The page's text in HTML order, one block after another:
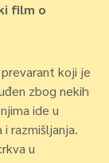
film o
koji je
zbog nekih
ide u
razmišljanja.
u